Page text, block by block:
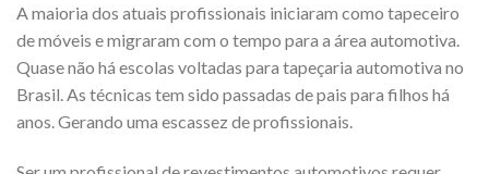
A maioria dos atuais profissionais iniciaram como tapeceiro
de móveis e migraram com o tempo para a área automotiva.
Quase não há escolas voltadas para tapeçaria automotiva no
Brasil. As técnicas tem sido passadas de pais para filhos há
anos. Gerando uma escassez de profissionais.